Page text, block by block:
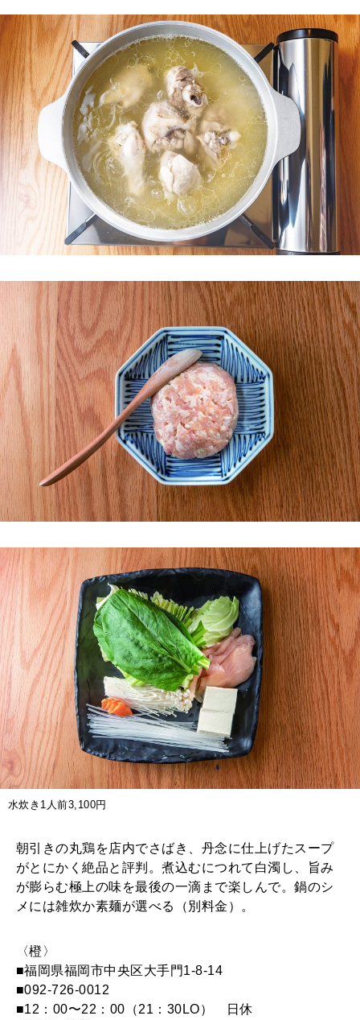
水炊き1人前3,100円
朝引きの丸鶏を店内でさばき、丹念に仕上げたスープ
がとにかく絶品と評判。煮込むにつれて白濁し、旨み
が膨らむ極上の味を最後の一滴まで楽しんで。鍋のシ
メには雑炊か素麺が選べる（別料金）。
〈橙〉
■福岡県福岡市中央区大手門1-8-14
■092-726-0012
■12：00〜22：00（21：30LO） 日休